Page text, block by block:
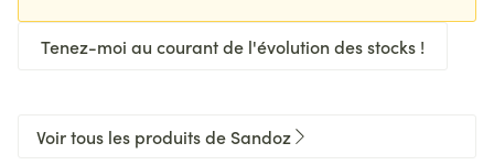
Tenez-moi au courant de l'évolution des stocks !
Voir tous les produits de Sandoz